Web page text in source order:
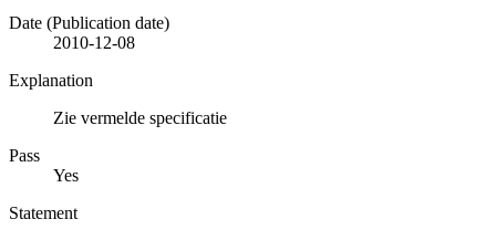
Date (Publication date)
2010-12-08
Explanation
Zie vermelde specificatie
Pass
Yes
Statement